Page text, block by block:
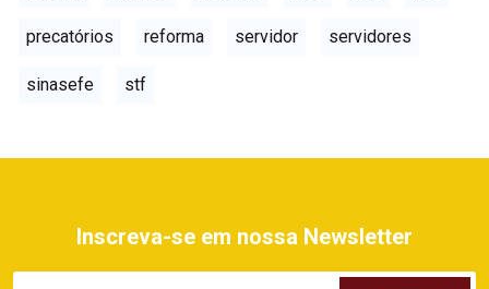
precatórios reforma servidor servidores
sinasefe stf
Inscreva-se em nossa Newsletter